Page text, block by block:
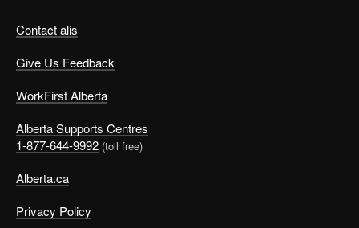
Contact alis
Give Us Feedback
WorkFirst Alberta
Alberta Supports Centres
1-877-644-9992 (toll free)
Alberta.ca
Privacy Policy